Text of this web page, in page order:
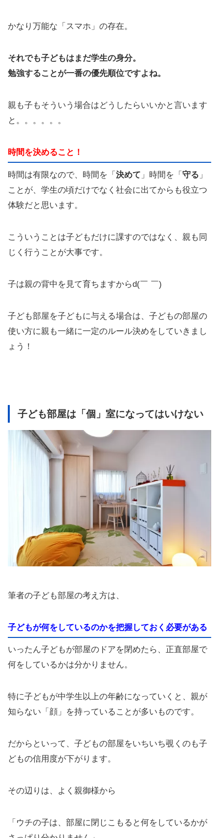
かなり万能な「スマホ」の存在。
それでも子どもはまだ学生の身分。
勉強することが一番の優先順位ですよね。
親も子もそういう場合はどうしたらいいかと言います
と。。。。。。
時間を決めること！
時間は有限なので、時間を「 決めて 」時間を「 守る 」
ことが、学生の頃だけでなく社会に出てからも役立つ
体験だと思います。
こういうことは子どもだけに課すのではなく、親も同
じく行うことが大事です。
子は親の背中を見て育ちますからd(￣ ￣)
子ども部屋を子どもに与える場合は、子どもの部屋の
使い方に親も一緒に一定のルール決めをしていきまし
ょう！
子ども部屋は「個」室になってはいけない
筆者の子ども部屋の考え方は、
子どもが何をしているのかを把握しておく必要がある
いったん子どもが部屋のドアを閉めたら、正直部屋で
何をしているかは分かりません。
特に子どもが中学生以上の年齢になっていくと、親が
知らない「顔」を持っていることが多いものです。
だからといって、子どもの部屋をいちいち覗くのも子
どもの信用度が下がります。
その辺りは、よく親御様から
「ウチの子は、部屋に閉じこもると何をしているかが